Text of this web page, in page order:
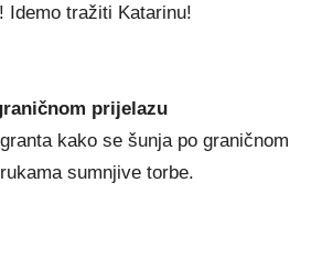
Idemo tražiti Katarinu!
prijelazu
kako se šunja po graničnom
sumnjive torbe.